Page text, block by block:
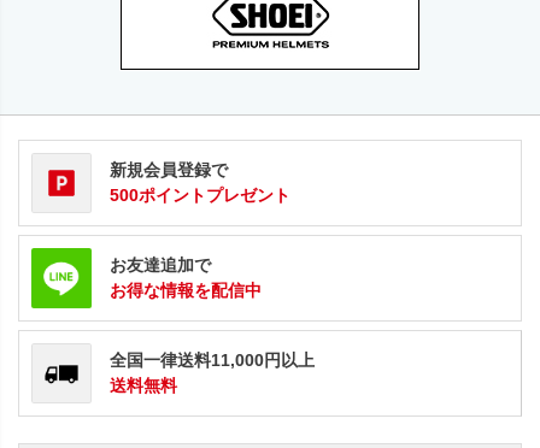
新規会員登録で
500ポイントプレゼント
お友達追加で
お得な情報を配信中
全国一律送料11,000円以上
送料無料